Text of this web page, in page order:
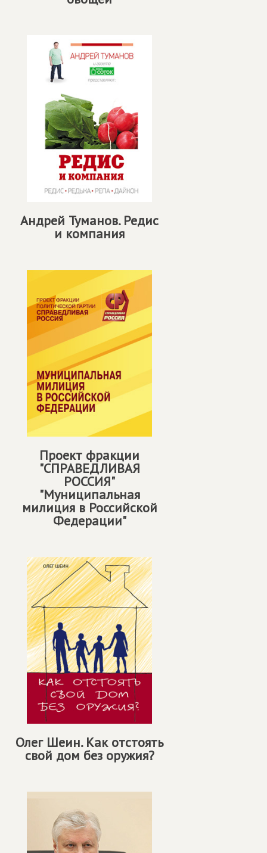
Андрей Туманов. Редис
и компания
Проект фракции
"СПРАВЕДЛИВАЯ
РОССИЯ"
"Муниципальная
милиция в Российской
Федерации"
Олег Шеин. Как отстоять
свой дом без оружия?